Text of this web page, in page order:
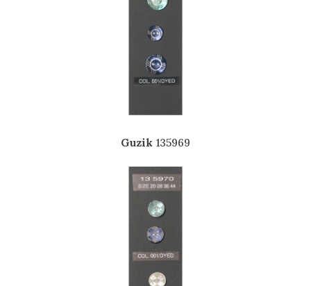
Guzik 135969